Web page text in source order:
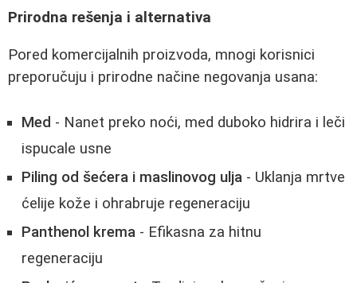
Prirodna rešenja i alternativa
Pored komercijalnih proizvoda, mnogi korisnici
preporučuju i prirodne načine negovanja usana:
Med - Nanet preko noći, med duboko hidrira i leči
ispucale usne
Piling od šećera i maslinovog ulja - Uklanja mrtve
ćelije kože i ohrabruje regeneraciju
Panthenol krema - Efikasna za hitnu
regeneraciju